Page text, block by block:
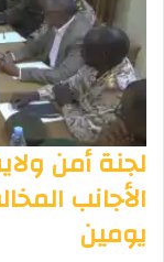
لجنة أمن
الأجانب
يومين